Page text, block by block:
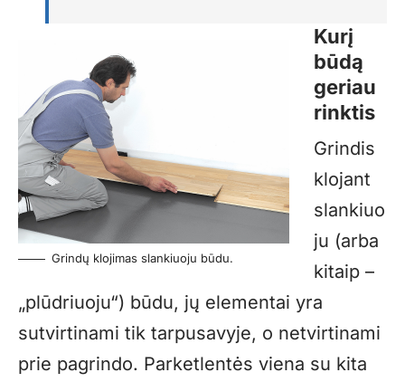
Grindų klojimas slankiuoju būdu.
Kurį
būdą
geriau
rinktis
Grindis
klojant
slankiuo
ju (arba
kitaip –
„plūdriuoju“) būdu, jų elementai yra
sutvirtinami tik tarpusavyje, o netvirtinami
prie pagrindo. Parketlentės viena su kita